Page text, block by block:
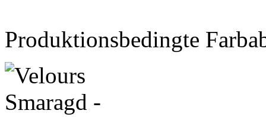
Produktionsbedingte